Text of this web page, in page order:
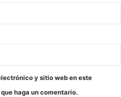
y sitio web en este
haga un comentario.